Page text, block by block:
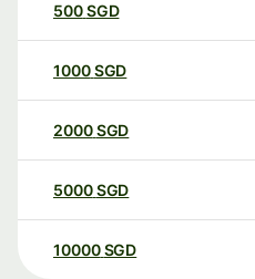
500SGD
1000SGD
2000SGD
5000SGD
10000 SGD